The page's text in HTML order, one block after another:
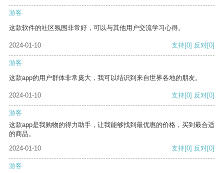
游客
这款软件的社区氛围非常好，可以与其他用户交流学习心得。
2024-01-10 支持[0] 反对[0]
游客
这款app的用户群体非常庞大，我可以结识到来自世界各地的朋友。
2024-01-10 支持[0] 反对[0]
游客
这款app是我购物的得力助手，让我能够找到最优惠的价格，买到最合适
的商品。
2024-01-10
支持[0] 反对[0]
游客